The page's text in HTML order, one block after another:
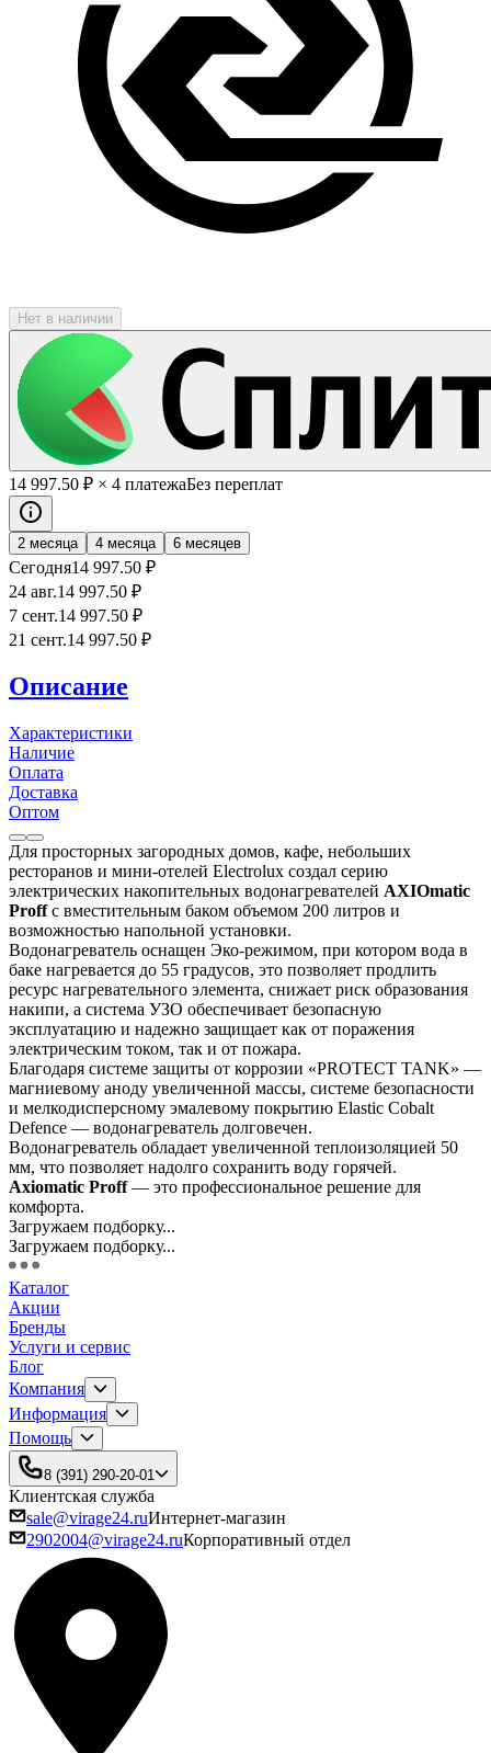
Нет в наличии
14 997.50 ₽ × 4 платежаБез переплат
2 месяца 4 месяца 6 месяцев
Сегодня14 997.50 ₽
24 авг.14 997.50 ₽
7 сент.14 997.50 ₽
21 сент.14 997.50 ₽
Описание
Характеристики
Наличие
Оплата
Доставка
Оптом
Для просторных загородных домов, кафе, небольших
ресторанов и мини-отелей Electrolux создал серию
электрических накопительных водонагревателей AXIOmatic
Proffс вместительным баком объемом 200 литров и
возможностью напольной установки.
Водонагреватель оснащен Эко-режимом, при котором вода в
баке нагревается до 55 градусов, это позволяет продлить
ресурс нагревательного элемента, снижает риск образования
накипи, а система УЗО обеспечивает безопасную
эксплуатацию и надежно защищает как от поражения
электрическим током, так и от пожара.
Благодаря системе защиты от коррозии «PROTECT TANK» —
магниевому аноду увеличенной массы, системе безопасности
и мелкодисперсному эмалевому покрытию Elastic Cobalt
Defence — водонагреватель долговечен.
Водонагреватель обладает увеличенной теплоизоляцией 50
мм, что позволяет надолго сохранить воду горячей.
Axiomatic Proff— это профессиональное решение для
комфорта.
Загружаем подборку...
Загружаем подборку...
Каталог
Акции
Бренды
Услуги и сервис
Блог
Компания
Информация
Помощь
8 (391) 290-20-01
Клиентская служба
sale@virage24.ruИнтернет-магазин
2902004@virage24.ruКорпоративный отдел